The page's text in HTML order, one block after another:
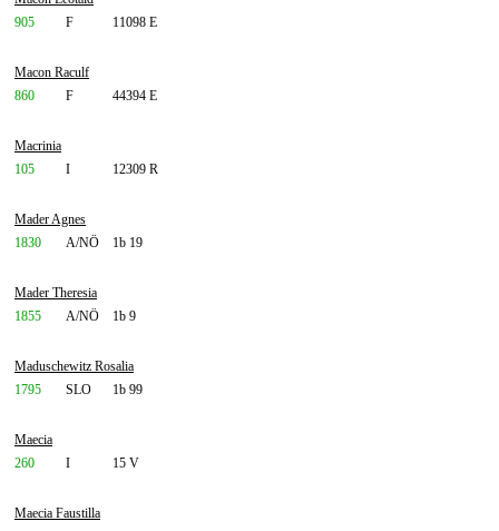
905
F 11098 E
Macon Raculf
860
F 44394 E
Macrinia
105
I 12309 R
Mader Agnes
1830
A/NÖ 1b 19
Mader Theresia
1855
A/NÖ 1b 9
Maduschewitz Rosalia
1795
SLO 1b 99
Maecia
260
I 15 V
Maecia Faustilla